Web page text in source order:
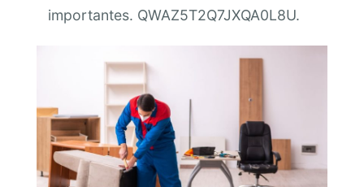
importantes. QWAZ5T2Q7JXQA0L8U.